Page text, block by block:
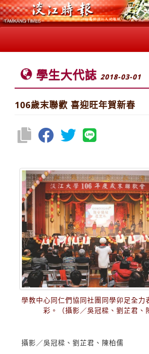
學生大代誌 2018-03-01
106歲末聯歡 喜迎旺年賀新春
學教中心同仁們協同社團同學卯足全力
彩。（攝影／吳冠樑、劉芷君、
攝影／吳冠樑、劉芷君、陳柏儒